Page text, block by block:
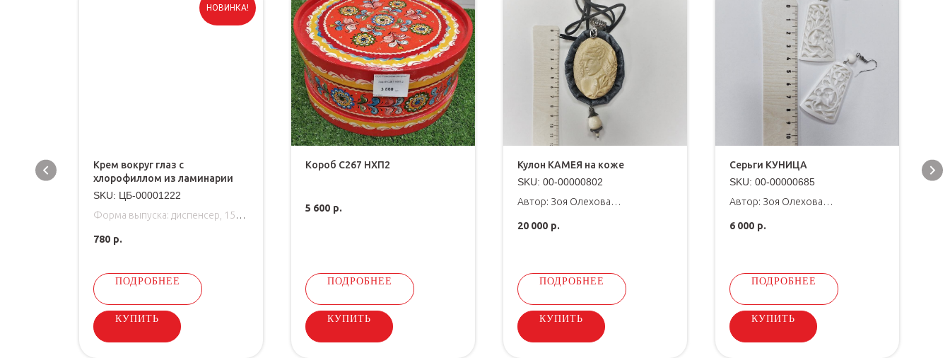
НОВИНКА!
Крем вокруг глаз с
хлорофиллом из ламинарии
SKU: ЦБ-00001222
Форма выпуска: диспенсер, 15
Крем для кожи вокруг глаз
780 р.
ПОДРОБНЕЕ
КУПИТЬ
Короб С267 НХП2
5 600 р.
ПОДРОБНЕЕ
КУПИТЬ
Кулон КАМЕЯ на коже
SKU: 00-00000802
Автор: Зоя Олехова
20 000 р.
ПОДРОБНЕЕ
КУПИТЬ
Серьги КУНИЦА
SKU: 00-00000685
Автор: Зоя Олехова
6 000 р.
ПОДРОБНЕЕ
КУПИТЬ